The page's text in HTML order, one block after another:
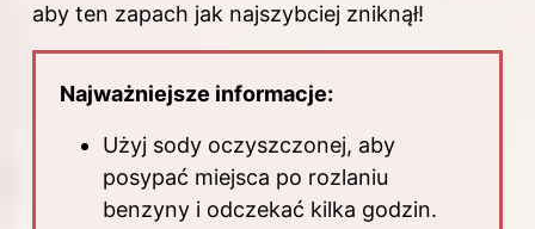
aby ten zapach jak najszybciej zniknął!
Najważniejsze informacje:
Użyj sody oczyszczonej, aby
posypać miejsca po rozlaniu
benzyny i odczekać kilka godzin.